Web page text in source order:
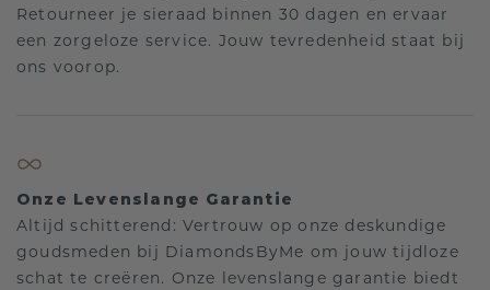
Retourneer je sieraad binnen 30 dagen en ervaar
een zorgeloze service. Jouw tevredenheid staat bij
ons voorop.
Onze Levenslange Garantie
Altijd schitterend: Vertrouw op onze deskundige
goudsmeden bij DiamondsByMe om jouw tijdloze
schat te creëren. Onze levenslange garantie biedt